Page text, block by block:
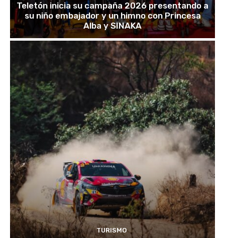
Teletón inicia su campaña 2026 presentando a
su niño embajador y un himno con Princesa
Alba y SINAKA
TURISMO